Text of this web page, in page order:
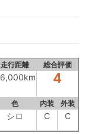
走行距離 総合評価
4
色 内装 外装
シロ C C